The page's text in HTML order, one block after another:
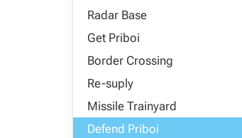
Radar Base
Get Priboi
Border Crossing
Re-suply
Missile Trainyard
Defend Priboi